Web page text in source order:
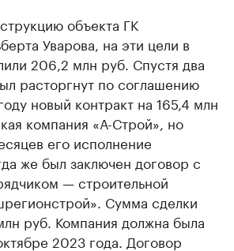
объекта ГК
Уварова, на эти цели в
206,2 млн руб. Спустя два
расторгнут по соглашению
новый контракт на 165,4 млн
компания «А-Строй», но
его исполнение
же был заключен договор с
— строительной
Сумма сделки
руб. Компания должна была
2023 года. Договор